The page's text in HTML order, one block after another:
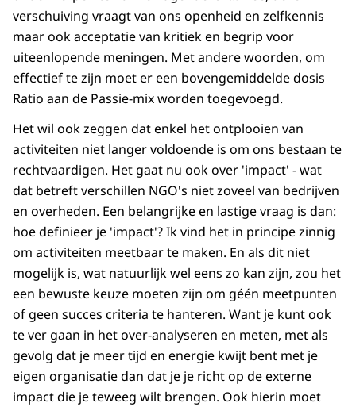
verschuiving vraagt van ons openheid en zelfkennis
maar ook acceptatie van kritiek en begrip voor
uiteenlopende meningen. Met andere woorden, om
effectief te zijn moet er een bovengemiddelde dosis
Ratio aan de Passie-mix worden toegevoegd.
Het wil ook zeggen dat enkel het ontplooien van
activiteiten niet langer voldoende is om ons bestaan te
rechtvaardigen. Het gaat nu ook over 'impact' - wat
dat betreft verschillen NGO's niet zoveel van bedrijven
en overheden. Een belangrijke en lastige vraag is dan:
hoe definieer je 'impact'? Ik vind het in principe zinnig
om activiteiten meetbaar te maken. En als dit niet
mogelijk is, wat natuurlijk wel eens zo kan zijn, zou het
een bewuste keuze moeten zijn om géén meetpunten
of geen succes criteria te hanteren. Want je kunt ook
te ver gaan in het over-analyseren en meten, met als
gevolg dat je meer tijd en energie kwijt bent met je
eigen organisatie dan dat je je richt op de externe
impact die je teweeg wilt brengen. Ook hierin moet